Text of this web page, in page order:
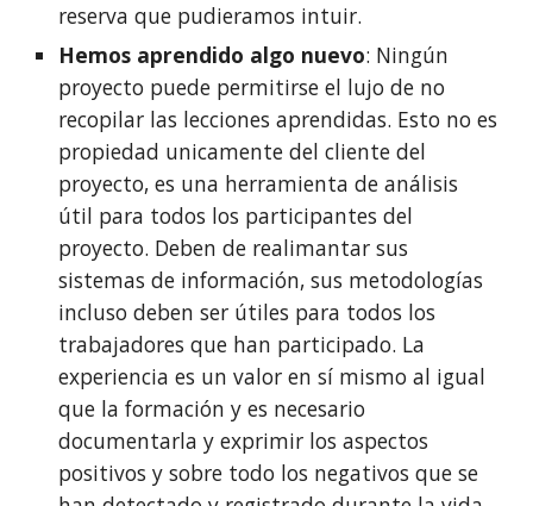
reserva que pudieramos intuir.
Hemos aprendido algo nuevo: Ningún
proyecto puede permitirse el lujo de no
recopilar las lecciones aprendidas. Esto no es
propiedad unicamente del cliente del
proyecto, es una herramienta de análisis
útil para todos los participantes del
proyecto. Deben de realimantar sus
sistemas de información, sus metodologías
incluso deben ser útiles para todos los
trabajadores que han participado. La
experiencia es un valor en sí mismo al igual
que la formación y es necesario
documentarla y exprimir los aspectos
positivos y sobre todo los negativos que se